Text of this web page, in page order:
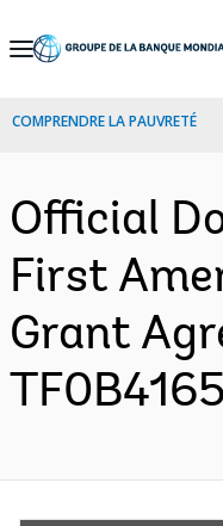
Skip
Navigation
COMPRENDRE LA PAUVRETÉ
Official
First
Grant